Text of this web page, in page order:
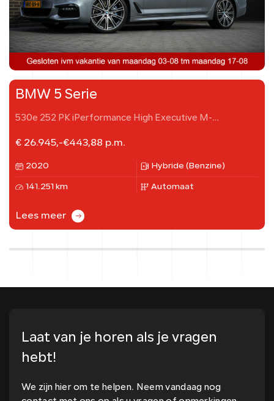
BMW 5 Serie
530e 252 PK iPerformance High Executive M-
€ 26.945,-€443,88 p.m.
2020 Hybride (Benzine)
141.251 km Automaat
Lees meer
Laat van je horen als je vragen
hebt!
We zijn hier om te helpen. Neem vandaag nog